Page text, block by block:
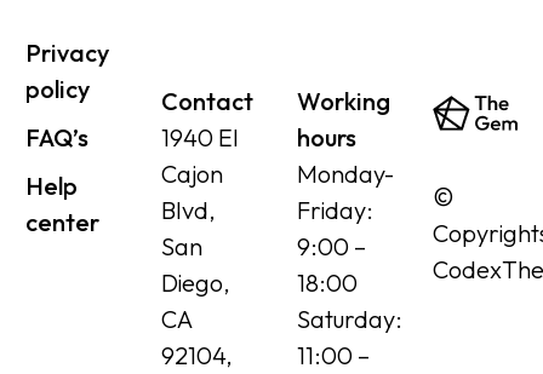
Privacy
policy
FAQ’s
Help
center
Contact
1940 El
Cajon
Blvd,
San
Diego,
CA
92104,
©
Working
hours
Monday-
Friday:
9:00 –
18:00
Saturday:
11:00 –